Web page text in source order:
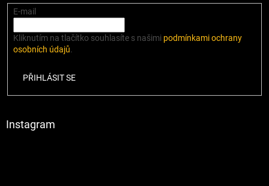
E-mail
Kliknutím na tlačítko souhlasíte s našimi podmínkami ochrany
osobních údajů.
PŘIHLÁSIT SE
Instagram